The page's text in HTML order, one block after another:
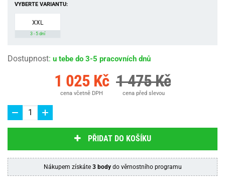
VYBERTE VARIANTU:
XXL
3 - 5 dní
Dostupnost: u tebe do 3-5 pracovních dnů
1 025 Kč
cena včetně DPH
1 475 Kč
cena před slevou
PŘIDAT DO KOŠÍKU
Nákupem získáte 3 bodydo věrnostního programu